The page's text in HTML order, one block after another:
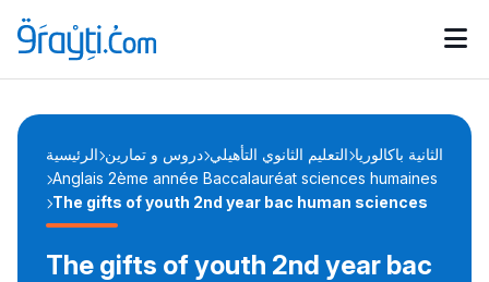
Catégories
d'actualités
Annonces bourses
الرئيسية دروس و تمارين التعليم الثانوي التأهيلي الثانية باكالوريا
Anglais 2ème année Baccalauréat sciences humaines
The gifts of youth 2nd year bac human sciences
The gifts of youth 2nd year bac